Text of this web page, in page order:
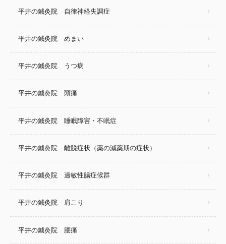
平井の鍼灸院 自律神経失調症
平井の鍼灸院 めまい
平井の鍼灸院 うつ病
平井の鍼灸院 頭痛
平井の鍼灸院 睡眠障害・不眠症
平井の鍼灸院 離脱症状（薬の減薬期の症状）
平井の鍼灸院 過敏性腸症候群
平井の鍼灸院 肩こり
平井の鍼灸院 腰痛